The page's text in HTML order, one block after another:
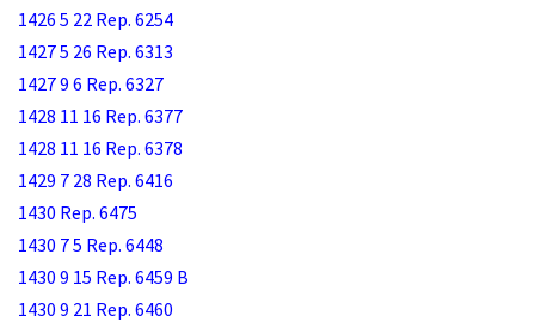
1426 5 22 Rep. 6254
1427 5 26 Rep. 6313
1427 9 6 Rep. 6327
1428 11 16 Rep. 6377
1428 11 16 Rep. 6378
1429 7 28 Rep. 6416
1430 Rep. 6475
1430 7 5 Rep. 6448
1430 9 15 Rep. 6459 B
1430 9 21 Rep. 6460